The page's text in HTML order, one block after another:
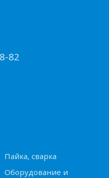
82
Пайка, сварка
Оборудование и